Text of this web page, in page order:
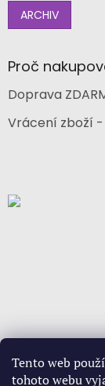
Tento web
tohoto webu
ARCHIV
Proč
Doprava
Vrácení zboží -